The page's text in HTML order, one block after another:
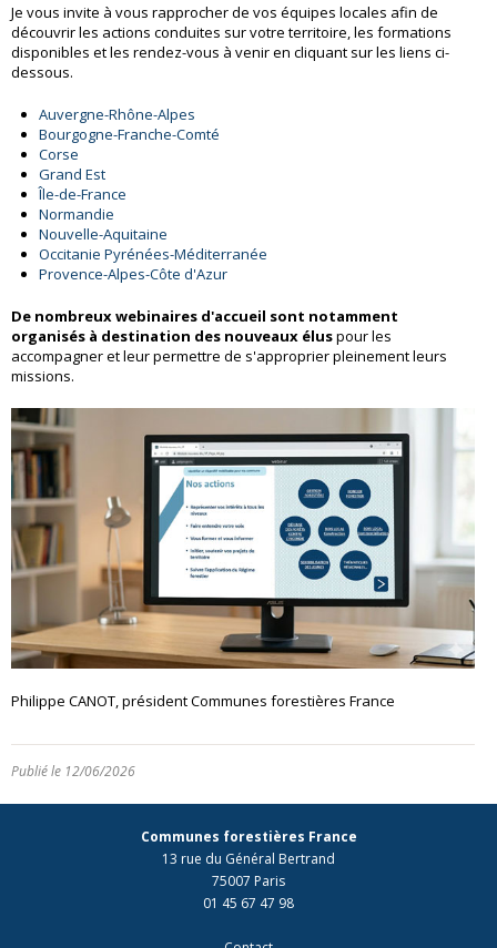
Je vous invite à vous rapprocher de vos équipes locales afin de
découvrir les actions conduites sur votre territoire, les formations
disponibles et les rendez-vous à venir en cliquant sur les liens ci-
dessous.
Auvergne-Rhône-Alpes
Bourgogne-Franche-Comté
Corse
Grand Est
Île-de-France
Normandie
Nouvelle-Aquitaine
Occitanie Pyrénées-Méditerranée
Provence-Alpes-Côte d'Azur
De nombreux webinaires d'accueil sont notamment
organisés à destination des nouveaux éluspour les
accompagner et leur permettre de s'approprier pleinement leurs
missions.
Philippe CANOT, président Communes forestières France
Publié le 12/06/2026
Communes forestières France
13 rue du Général Bertrand
75007 Paris
01 45 67 47 98